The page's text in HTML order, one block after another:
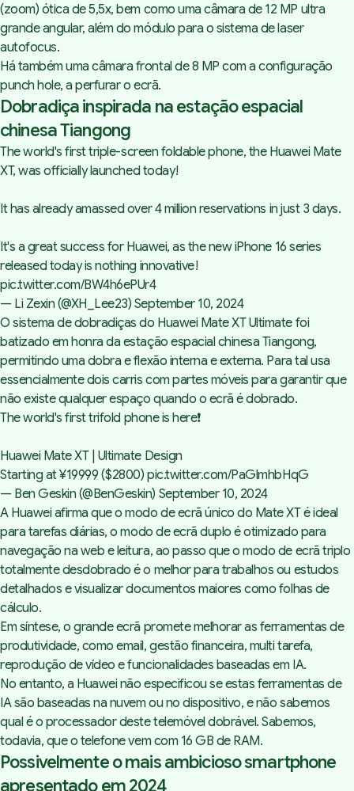
(zoom) ótica de 5,5x, bem como uma câmara de 12 MP ultra
grande angular, além do módulo para o sistema delaser
autofocus.
Há também uma câmara frontal de 8 MP com a configuração
punch hole, a perfurar o ecrã.
Dobradiça inspirada na estação espacial
chinesa Tiangong
The world's first triple-screen foldable phone, the Huawei Mate
XT, was officially launched today!
It has already amassed over 4 million reservations in just 3 days.
It's a great success for Huawei, as the new iPhone 16 series
released today is nothing innovative!
pic.twitter.com/BW4h6ePUr4
— Li Zexin (@XH_Lee23) September 10, 2024
O sistema de dobradiças do Huawei Mate XT Ultimate foi
batizado em honra da estação espacial chinesa Tiangong,
permitindo uma dobra e flexão interna e externa. Para tal usa
essencialmente dois carris com partes móveis para garantir que
não existe qualquer espaço quando o ecrã é dobrado.
The world's first trifold phone is here❗️
Huawei Mate XT | Ultimate Design
Starting at ¥19999 ($2800)pic.twitter.com/PaGlmhbHqG
— Ben Geskin (@BenGeskin) September 10, 2024
A Huawei afirma que o modo de ecrã único do Mate XT é ideal
para tarefas diárias, o modo de ecrã duplo é otimizado para
navegação na web e leitura, ao passo que o modo de ecrã triplo
totalmente desdobrado é o melhor para trabalhos ou estudos
detalhados e visualizar documentos maiores como folhas de
cálculo.
Em síntese, o grande ecrã promete melhorar as ferramentas de
produtividade, como email, gestão financeira, multi tarefa,
reprodução de vídeo e funcionalidades baseadas em IA.
No entanto, a Huawei não especificou se estas ferramentas de
IA são baseadas na nuvem ou no dispositivo, e não sabemos
qual é o processador deste telemóvel dobrável. Sabemos,
todavia, que o telefone vem com 16 GB de RAM.
Possivelmente o mais ambicioso smartphone
apresentado em 2024